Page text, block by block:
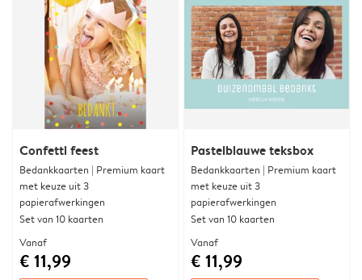
Confetti feest
Bedankkaarten | Premium kaart
met keuze uit 3
papierafwerkingen
Set van 10 kaarten
Vanaf
€ 11,99
Pastelblauwe teksbox
Bedankkaarten | Premium kaart
met keuze uit 3
papierafwerkingen
Set van 10 kaarten
Vanaf
€ 11,99